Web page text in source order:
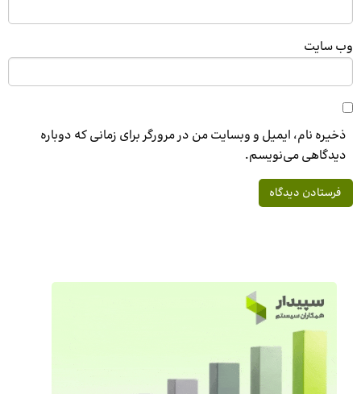
وب‌ سایت
ذخیره نام، ایمیل و وبسایت من در مرورگر برای زمانی که دوباره
دیدگاهی می‌نویسم.